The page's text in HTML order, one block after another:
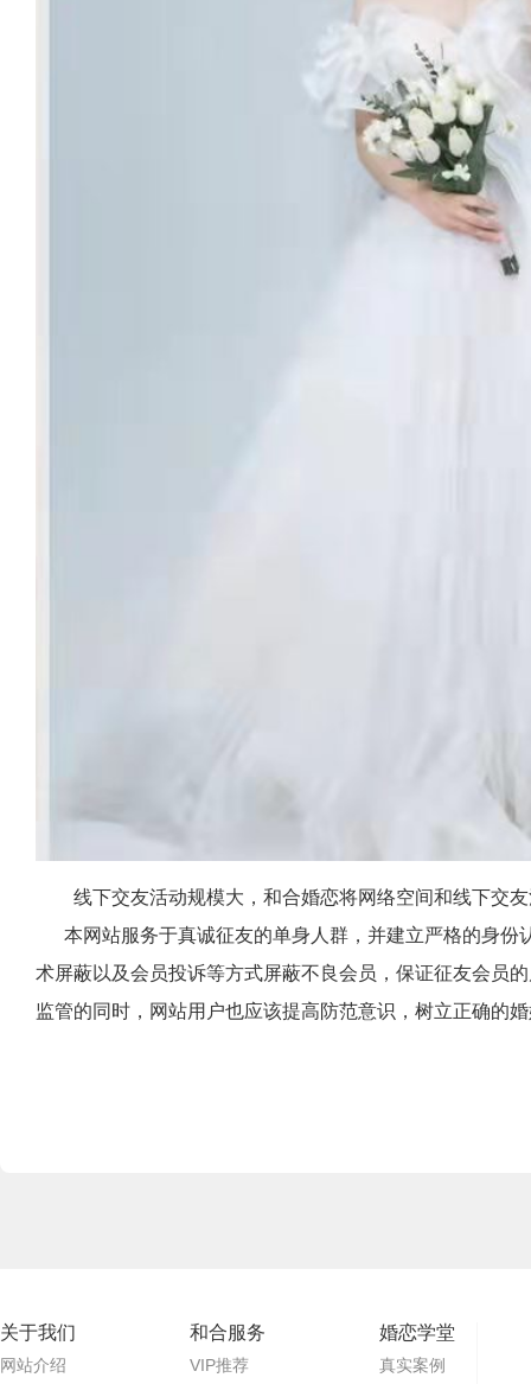
线下交友活动规模大，和合婚恋将网络空间和线下交友
本网站服务于真诚征友的单身人群，并建立严格的身份
术屏蔽以及会员投诉等方式屏蔽不良会员，保证征友会员
监管的同时，网站用户也应该提高防范意识，树立正确的
关于我们
网站介绍
和合服务
VIP推荐
婚恋学堂
真实案例